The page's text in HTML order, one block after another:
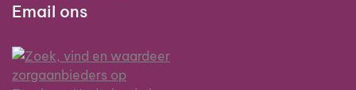
Email ons